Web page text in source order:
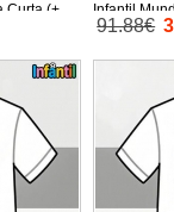
Curta (+
Infantil
Calças
91.88€